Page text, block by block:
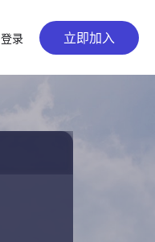
登录 立即加入